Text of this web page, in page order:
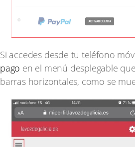
Si accedes desde tu teléfono
pago en el menú desplegable
barras horizontales, como se